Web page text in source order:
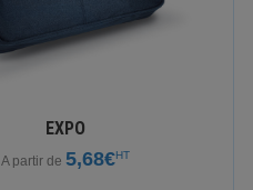
EXPO
A partir de 5,68€HT